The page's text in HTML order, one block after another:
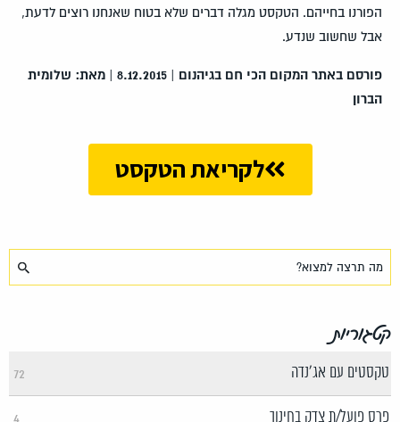
הפורנו בחייהם. הטקסט מגלה דברים שלא בטוח שאנחנו רוצים לדעת,
אבל שחשוב שנדע.
פורסם באתר המקום הכי חם בגיהנום | 8.12.2015 | מאת: שלומית
הברון
לקריאת הטקסט
קטגוריות
טקסטים עם אג'נדה 72
פרס פועל/ת צדק בחינוך 4